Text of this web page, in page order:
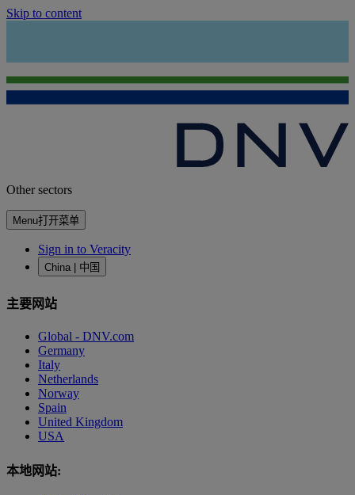
Skip to content
Other sectors
Menu打开菜单
Sign in to Veracity
China | 中国
主要网站
Global - DNV.com
Germany
Italy
Netherlands
Norway
Spain
United Kingdom
USA
本地网站: